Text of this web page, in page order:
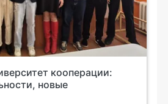
кооперации:
новые